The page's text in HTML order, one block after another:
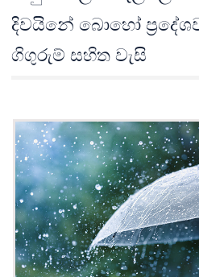
දිවයිනේ බොහෝ
ගිගුරුම් සහිත වැසි